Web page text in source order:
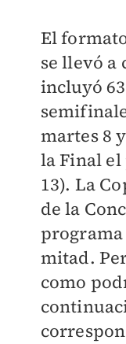
El
se llevó a
incluyó
martes 8
la Final
13). La
de la
mitad.
como